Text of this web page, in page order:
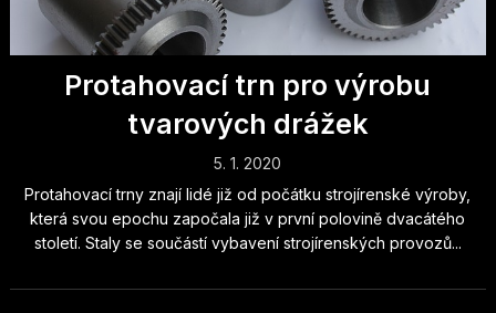
Protahovací trn pro výrobu
tvarových drážek
5. 1. 2020
Protahovací trny znají lidé již od počátku strojírenské výroby,
která svou epochu započala již v první polovině dvacátého
století. Staly se součástí vybavení strojírenských provozů...